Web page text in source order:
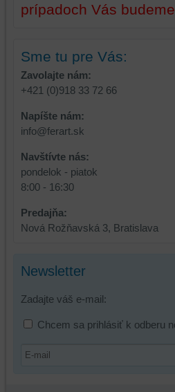
prípadoch Vás
Sme tu pre Vás:
Zavolajte nám:
+421 (0)918 33 72 66
Napíšte nám:
info@ferart.sk
Navštívte nás:
pondelok - piatok
8:00 - 16:30
Predajňa:
Nová Rožňavská 3, Bratislava
Newsletter
Zadajte váš e-mail:
Chcem sa prihlásiť k odberu